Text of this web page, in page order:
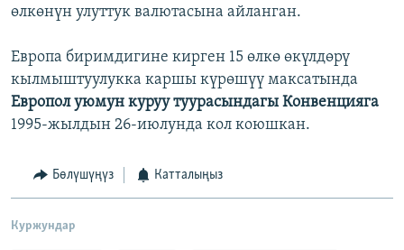
өлкөнүн улуттук валютасына айланган.
Европа биримдигине кирген 15 өлкө өкүлдөрү
кылмыштуулукка каршы күрөшүү максатында
Европол уюмун куруу туурасындагы Конвенцияга
1995-жылдын 26-июлунда кол коюшкан.
Бөлүшүңүз Катталыңыз
Куржундар